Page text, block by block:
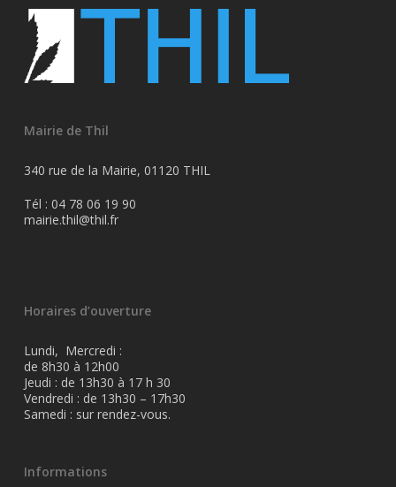
Mairie de Thil
340 rue de la Mairie, 01120 THIL
Tél : 04 78 06 19 90
mairie.thil@thil.fr
Horaires d’ouverture
Lundi, Mercredi :
de 8h30 à 12h00
Jeudi : de 13h30 à 17 h 30
Vendredi : de 13h30 – 17h30
Samedi : sur rendez-vous.
Informations